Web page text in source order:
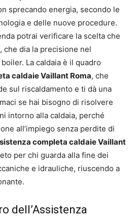
sprecando energia, secondo le
e delle nuove procedure.
potrai verificare la scelta che
che dia la precisione nel
La caldaia è il quadro
caldaie Vaillant Roma, che
sul riscaldamento e ti dà una
se hai bisogno di risolvere
intorno alla caldaia, perché
all’impiego senza perdite di
completa caldaie Vaillant
per chi guarda alla fine dei
e idrauliche, riuscendo a
dell’Assistenza